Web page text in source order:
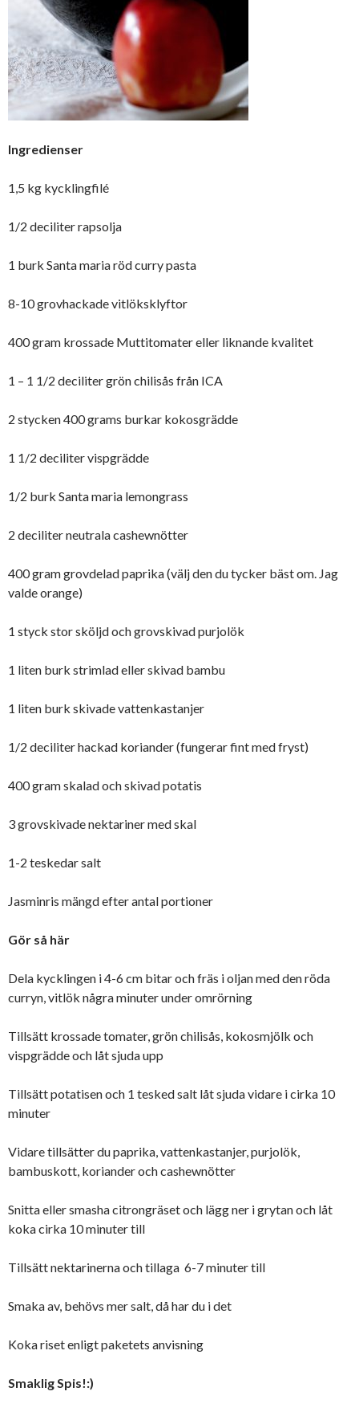
Ingredienser
1,5 kg kycklingfilé
1/2 deciliter rapsolja
1 burk Santa maria röd curry pasta
8-10 grovhackade vitlöksklyftor
400 gram krossade Muttitomater eller liknande kvalitet
1 – 1 1/2 deciliter grön chilisås från ICA
2 stycken 400 grams burkar kokosgrädde
1 1/2 deciliter vispgrädde
1/2 burk Santa maria lemongrass
2 deciliter neutrala cashewnötter
400 gram grovdelad paprika (välj den du tycker bäst om. Jag
valde orange)
1 styck stor sköljd och grovskivad purjolök
1 liten burk strimlad eller skivad bambu
1 liten burk skivade vattenkastanjer
1/2 deciliter hackad koriander (fungerar fint med fryst)
400 gram skalad och skivad potatis
3 grovskivade nektariner med skal
1-2 teskedar salt
Jasminris mängd efter antal portioner
Gör så här
Dela kycklingen i 4-6 cm bitar och fräs i oljan med den röda
curryn, vitlök några minuter under omrörning
Tillsätt krossade tomater, grön chilisås, kokosmjölk och
vispgrädde och låt sjuda upp
Tillsätt potatisen och 1 tesked salt låt sjuda vidare i cirka 10
minuter
Vidare tillsätter du paprika, vattenkastanjer, purjolök,
bambuskott, koriander och cashewnötter
Snitta eller smasha citrongräset och lägg ner i grytan och låt
koka cirka 10 minuter till
Tillsätt nektarinerna och tillaga 6-7 minuter till
Smaka av, behövs mer salt, då har du i det
Koka riset enligt paketets anvisning
Smaklig Spis!:)